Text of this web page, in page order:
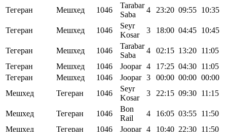
Тегеран
Мешхед 1046
Tarabar
Saba
4 23:20 09:55 10:35
Тегеран Мешхед 1046
Seyr
Kosar
3 18:00 04:45 10:45
Тегеран Мешхед 1046
Tarabar
Saba
4 02:15 13:20 11:05
Тегеран
Мешхед 1046 Joopar 4 17:25 04:30 11:05
Тегеран
Мешхед 1046 Joopar 3 00:00 00:00 00:00
Мешхед
Тегеран 1046
Seyr
Kosar
3 22:15 09:30 11:15
Мешхед Тегеран 1046
Bon
Rail
4 16:05 03:55 11:50
Мешхед
Тегеран 1046 Joopar 4 10:40 22:30 11:50